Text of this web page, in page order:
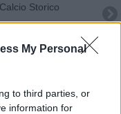
My Personal
to third parties, or
information for
Storico
ecco dove